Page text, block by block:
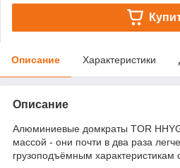
Описание Характеристики
Описание
Алюминиевые домкраты TOR
массой - они почти в два раза
грузоподъёмным характеристикам